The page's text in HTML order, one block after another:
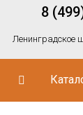
8
Ленинградское